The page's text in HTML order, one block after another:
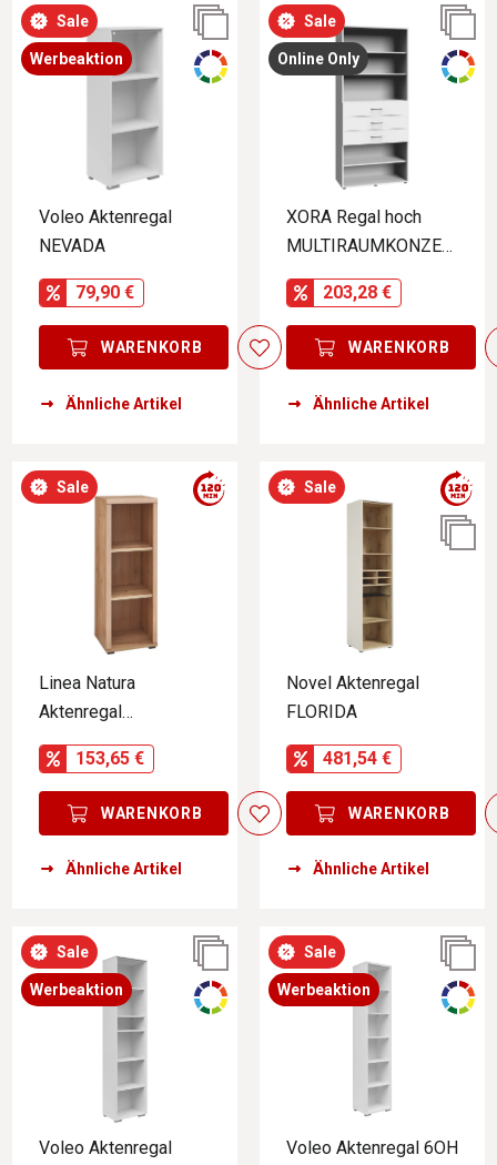
Sale
Werbeaktion
Voleo Aktenregal
NEVADA
79,90 €
WARENKORB
Ähnliche Artikel
Sale
Online Only
XORA Regal hoch
MULTIRAUMKONZEP
T
203,28 €
WARENKORB
Ähnliche Artikel
Sale
Linea Natura
Aktenregal
schmal/niedrig
SONOS
153,65 €
WARENKORB
Ähnliche Artikel
Sale
Novel Aktenregal
FLORIDA
481,54 €
WARENKORB
Ähnliche Artikel
Sale
Werbeaktion
Voleo Aktenregal
Sale
Werbeaktion
Voleo Aktenregal 6OH